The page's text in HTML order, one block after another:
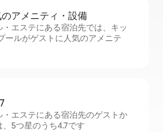
ア⁠メ⁠ニ⁠テ⁠ィ・設⁠備
・エステにある宿泊先では、キッ
ールがゲストに人気のアメニテ
・エステにある宿泊先のゲストか
、5つ星のうち4.7です